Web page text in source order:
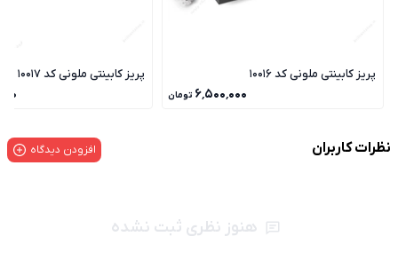
پریز کابینتی ملونی کد 10016
۶٬۵۰۰٬۰۰۰ تومان
پریز کابینتی ملونی کد 10017
نظرات کاربران افزودن دیدگاه
هنوز نظری ثبت نشده